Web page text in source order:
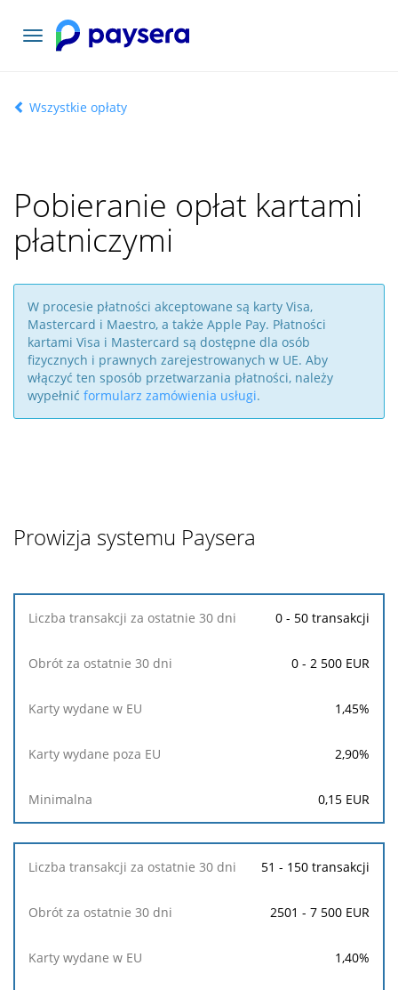
Toggle
navigation
Wszystkie opłaty
Pobieranie opłat kartami
płatniczymi
W procesie płatności akceptowane są karty Visa,
Mastercard i Maestro, a także Apple Pay. Płatności
kartami Visa i Mastercard są dostępne dla osób
fizycznych i prawnych zarejestrowanych w UE. Aby
włączyć ten sposób przetwarzania płatności, należy
wypełnić formularz zamówienia usługi.
Prowizja systemu Paysera
Liczba
ostatnie
dni
Obrót
30
dni
Karty
EU
Karty
0 - 50 transakcji
0 - 2 500 EUR
1,45%
2,90%
0,15 EUR
51 - 150 transakcji
2501 - 7 500 EUR
1,40%